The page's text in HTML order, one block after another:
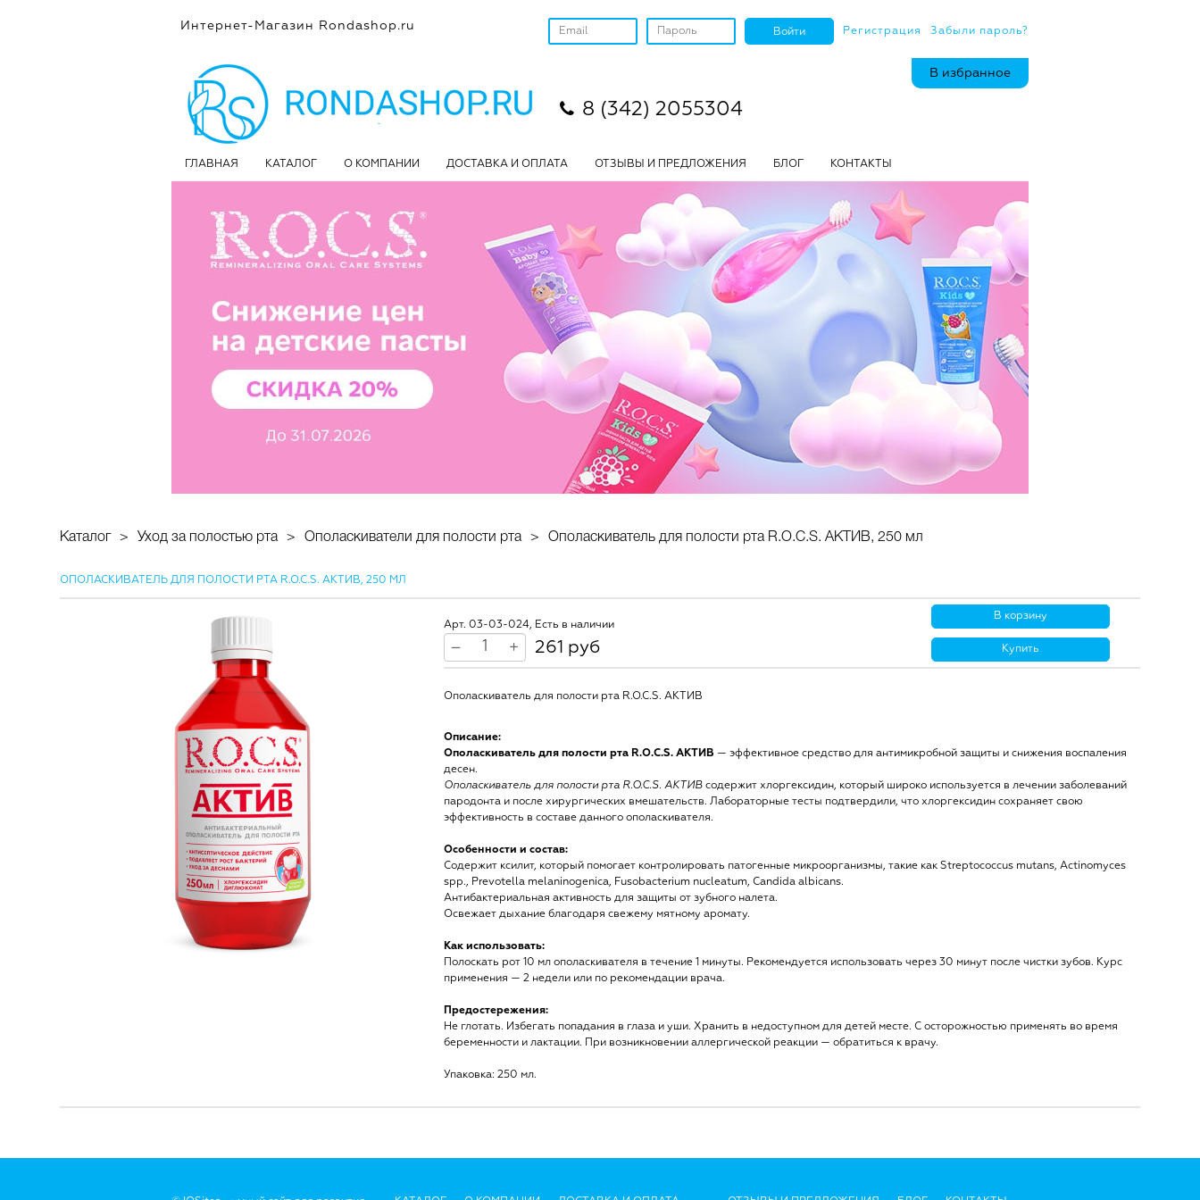
Регистрация Забыли пароль?
Интернет-Магазин Rondashop.ru
8 (342) 2055304
В избранное
ГЛАВНАЯ КАТАЛОГ О КОМПАНИИ ДОСТАВКА И ОПЛАТА ОТЗЫВЫ И ПРЕДЛОЖЕНИЯ БЛОГ КОНТАКТЫ
Каталог Уход за полостью рта Ополаскиватели для полости рта Ополаскиватель для полости рта R.O.C.S. АКТИВ, 250 мл
ОПОЛАСКИВАТЕЛЬ ДЛЯ ПОЛОСТИ РТА R.O.C.S. АКТИВ, 250 МЛ
Арт. 03-03-024, Есть в наличии
– + 261 руб
В корзину
Купить
Ополаскиватель для полости рта R.O.C.S. АКТИВ
Описание:
Ополаскиватель для полости рта R.O.C.S. АКТИВ — эффективное средство для антимикробной защиты и снижения воспаления
десен.
Ополаскиватель для полости рта R.O.C.S. АКТИВ содержит хлоргексидин, который широко используется в лечении заболеваний
пародонта и после хирургических вмешательств. Лабораторные тесты подтвердили, что хлоргексидин сохраняет свою
эффективность в составе данного ополаскивателя.
Особенности и состав:
Содержит ксилит, который помогает контролировать патогенные микроорганизмы, такие как Streptococcus mutans, Actinomyces
spp., Prevotella melaninogenica, Fusobacterium nucleatum, Candida albicans.
Антибактериальная активность для защиты от зубного налета.
Освежает дыхание благодаря свежему мятному аромату.
Как использовать:
Полоскать рот 10 мл ополаскивателя в течение 1 минуты. Рекомендуется использовать через 30 минут после чистки зубов. Курс
применения — 2 недели или по рекомендации врача.
Предостережения:
Не глотать. Избегать попадания в глаза и уши. Хранить в недоступном для детей месте. С осторожностью применять во время
беременности и лактации. При возникновении аллергической реакции — обратиться к врачу.
Упаковка: 250 мл.